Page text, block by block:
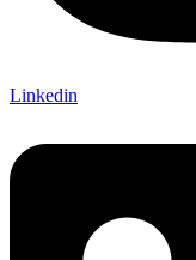
Linkedin